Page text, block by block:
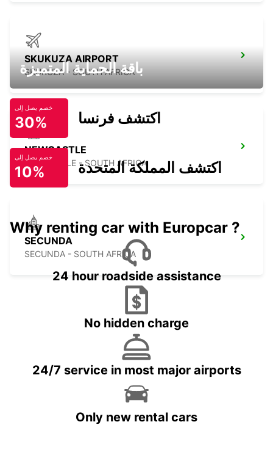
SKUKUZA AIRPORT
SKUKUZA - SOUTH AFRICA
NEWCASTLE
NEWCASTLE - SOUTH AFRICA
SECUNDA
SECUNDA - SOUTH AFRICA
باقة الحماية المتميزة
خصم يصل إلى
30% اكتشف فرنسا
خصم يصل إلى
10% اكتشف المملكة المتحدة
Why renting car with Europcar ?
24 hour roadside assistance
No hidden charge
24/7 service in most major airports
Only new rental cars